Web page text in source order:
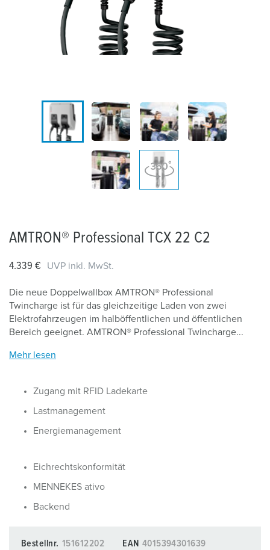
AMTRON® Professional TCX 22 C2
4.339 € UVP inkl. MwSt.
Die neue Doppelwallbox AMTRON® Professional
Twincharge ist für das gleichzeitige Laden von zwei
Elektrofahrzeugen im halböffentlichen und öffentlichen
Bereich geeignet. AMTRON® Professional Twincharge...
Mehr lesen
Zugang mit RFID Ladekarte
Lastmanagement
Energiemanagement
Eichrechtskonformität
MENNEKES ativo
Backend
Bestellnr. 151612202 EAN 4015394301639